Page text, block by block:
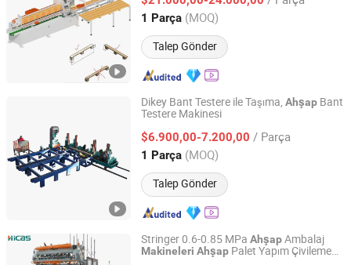
1 Parça (MOQ)
Talep Gönder
Shandong, China Fiyat 2016
Dikey Bant Testere ile Taşıma, Ahşap Bant
Testere Makinesi
$6.900,00-7.200,00 / Parça
1 Parça (MOQ)
Talep Gönder
Shandong Zouping Shuanghuan Machinery
Manufacturing Co., Ltd.
Shandong, China Fiyat 2015
Stringer 0.6-0.85 MPa AhşapAmbalaj
Makineleri Ahşap Palet Yapım Çivileme
Qingdao High-Class Service Import & Export Co., Ltd.